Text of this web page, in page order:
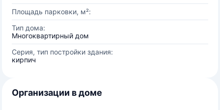
Площадь парковки, м²:
Тип дома:
Многоквартирный дом
Серия, тип постройки здания:
кирпич
Организации в доме